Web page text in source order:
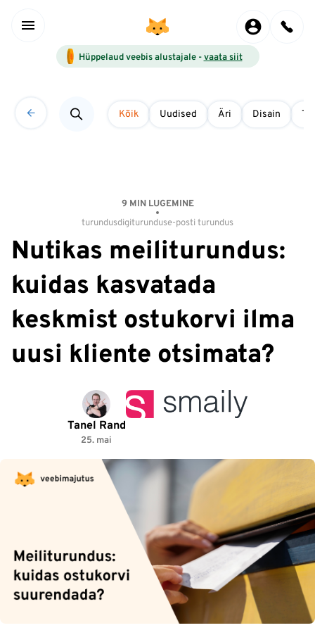
Hüppelaud veebis alustajale -vaata siit
Kõik Uudised Äri Disain
9 MIN LUGEMINE
turundusdigiturunduse-posti turundus
Nutikas meiliturundus:
kuidas kasvatada
keskmist ostukorvi ilma
uusi kliente otsimata?
Tanel Rand
25. mai